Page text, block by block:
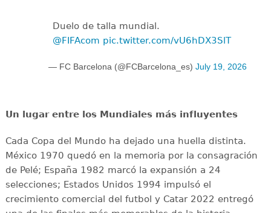
Duelo de talla mundial.
@FIFAcom pic.twitter.com/vU6hDX3SlT
— FC Barcelona (@FCBarcelona_es) July 19, 2026
Un lugar entre los Mundiales más influyentes
Cada Copa del Mundo ha dejado una huella distinta.
México 1970 quedó en la memoria por la consagración
de Pelé; España 1982 marcó la expansión a 24
selecciones; Estados Unidos 1994 impulsó el
crecimiento comercial del futbol y Catar 2022 entregó